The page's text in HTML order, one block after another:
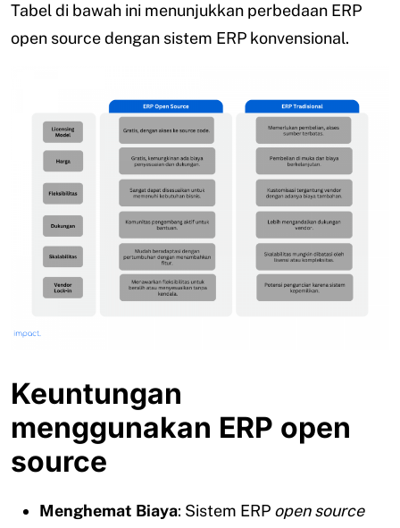
Tabel di bawah ini menunjukkan perbedaan ERP
open source dengan sistem ERP konvensional.
Keuntungan
menggunakan ERP open
source
Menghemat Biaya: Sistem ERP open source